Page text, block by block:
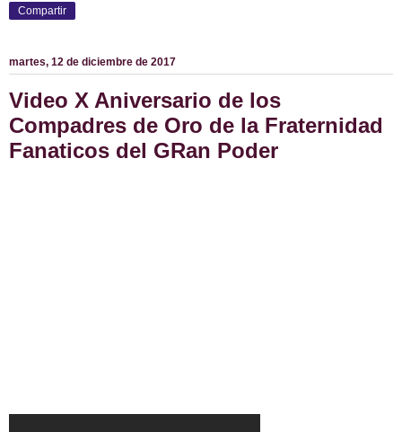
Compartir
martes, 12 de diciembre de 2017
Video X Aniversario de los
Compadres de Oro de la Fraternidad
Fanaticos del GRan Poder